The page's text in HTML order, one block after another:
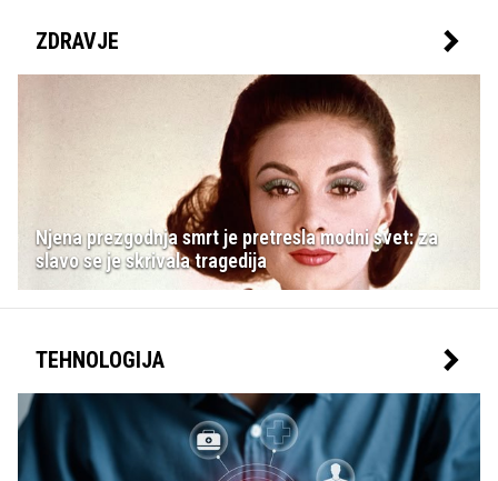
ZDRAVJE
Njena prezgodnja smrt je pretresla modni svet: za
slavo se je skrivala tragedija
TEHNOLOGIJA